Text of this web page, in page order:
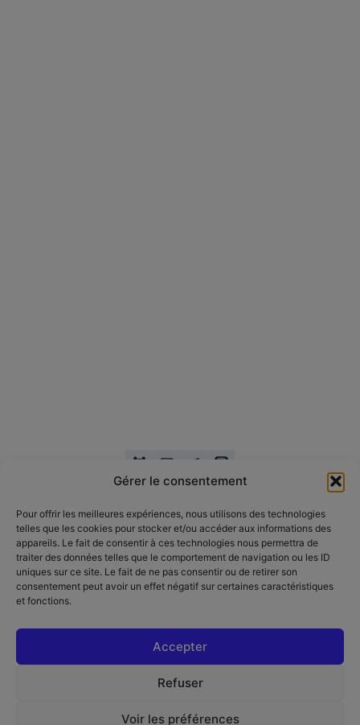
Gérer le consentement
Pour offrir les meilleures expériences, nous utilisons des technologies
telles que les cookies pour stocker et/ou accéder aux informations des
appareils. Le fait de consentir à ces technologies nous permettra de
traiter des données telles que le comportement de navigation ou les ID
uniques sur ce site. Le fait de ne pas consentir ou de retirer son
consentement peut avoir un effet négatif sur certaines caractéristiques
et fonctions.
Accepter
Refuser
Voir les préférences
Copyright